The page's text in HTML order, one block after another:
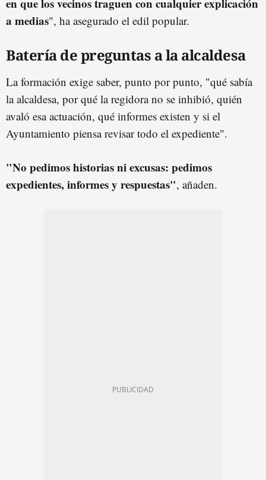
en que los vecinos traguen con cualquier explicación
a medias", ha asegurado el edil popular.
Batería de preguntas a la alcaldesa
La formación exige saber, punto por punto, "qué sabía
la alcaldesa, por qué la regidora no se inhibió, quién
avaló esa actuación, qué informes existen y si el
Ayuntamiento piensa revisar todo el expediente".
"No pedimos historias ni excusas: pedimos
expedientes, informes y respuestas", añaden.